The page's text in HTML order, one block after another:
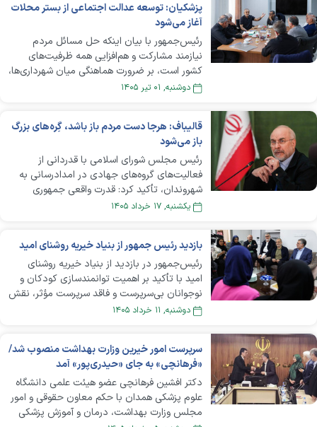
چهل‌روزه، همراه با پیشنهادات کاربردی و سیاستی
خیر ایران ارائه شد و حاضران دربارۀ آن به تبادل
نظر پرداختند.
پزشکیان: توسعه عدالت اجتماعی از بستر محلات
آغاز می‌شود
رئیس‌جمهور با بیان اینکه حل مسائل مردم
نیازمند مشارکت و هم‌افزایی همه ظرفیت‌های
کشور است، بر ضرورت هماهنگی میان شهرداری‌ها،
مساجد، مدارس، دانشگاه‌ها، گروه‌های جهادی و
دوشنبه, ۰۱ تير ۱۴۰۵
قالیباف: هرجا دست مردم باز باشد، گِره‌های بزرگ
باز می‌شود
رئیس مجلس شورای اسلامی با قدردانی از
فعالیت‌های گروه‌های جهادی در امدادرسانی به
شهروندان، تأکید کرد: قدرت واقعی جمهوری
اسلامی در روحیه جهادی مردم نهفته است و هر
يکشنبه, ۱۷ خرداد ۱۴۰۵
بازدید رئیس جمهور از بنیاد خیریه روشنای امید
رئیس‌جمهور در بازدید از بنیاد خیریه روشنای
امید با تأکید بر اهمیت توانمندسازی کودکان و
نوجوانان بی‌سرپرست و فاقد سرپرست مؤثر، نقش
خیرین و سازمان‌های مردم‌نهاد را در تکمیل
نهادهای حمایتی و خیرین برای فراهم‌سازی
فرصت‌های آموزشی، مهارتی و اشتغال‌آفرین شد؛
فرصتی که به گفته او می‌تواند زمینه‌ساز آینده‌ای
مستقل، عزتمند و امیدبخش برای این کودکان
باشد.
دوشنبه, ۱۱ خرداد ۱۴۰۵
سرپرست امور خیرین وزارت بهداشت منصوب شد/
«فرهانچی» به جای «حیدری‌پور» آمد
دکتر افشین فرهانچی عضو هیئت علمی دانشگاه
علوم پزشکی همدان با حکم معاون حقوقی و امور
مجلس وزارت بهداشت، درمان و آموزش پزشکی